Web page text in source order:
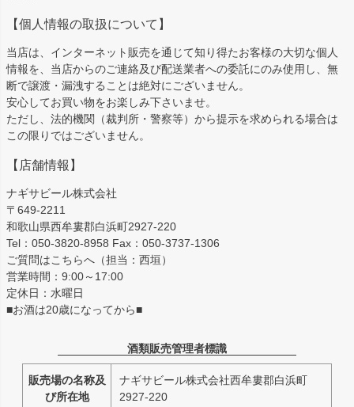
【個人情報の取扱について】
当店は、インターネット販売を通じて知り得たお客様の大切な個人
情報を、当店からのご連絡及び配送業者への委託にのみ使用し、無
断で譲渡・漏洩することは絶対にございません。
安心してお買い物をお楽しみ下さいませ。
ただし、法的機関（裁判所・警察等）から提示を求められる場合は
この限りではございません。
【店舗情報】
ナギサビール株式会社
〒649-2211
和歌山県西牟婁郡白浜町2927-220
Tel：050-3820-8958 Fax：050-3737-1306
ご質問はこちらへ（担当：西垣）
営業時間：9:00～17:00
定休日：水曜日
■お酒は20歳になってから■
酒類販売管理者標識
販売場の名称及
び所在地
ナギサビール株式会社西牟婁郡白浜町
2927-220